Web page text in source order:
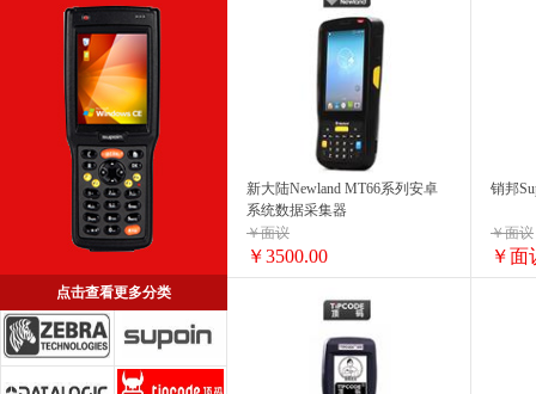
点击查看更多分类
新大陆Newland MT66系列安卓
系统数据采集器
￥面议
￥3500.00
销邦
￥面议
￥面